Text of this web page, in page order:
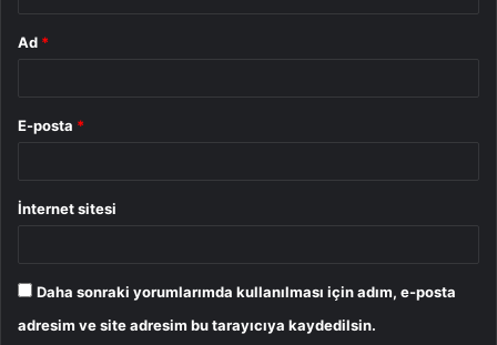
Ad *
E-posta *
İnternet sitesi
Daha sonraki yorumlarımda kullanılması için adım, e-posta
adresim ve site adresim bu tarayıcıya kaydedilsin.